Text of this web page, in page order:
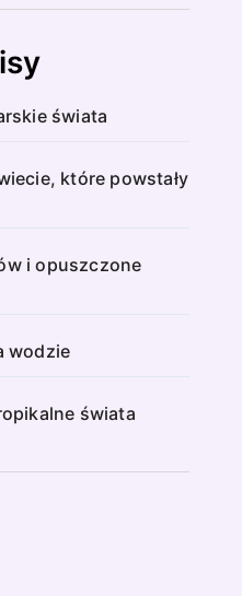
świata
które powstały
i opuszczone
wodzie
świata